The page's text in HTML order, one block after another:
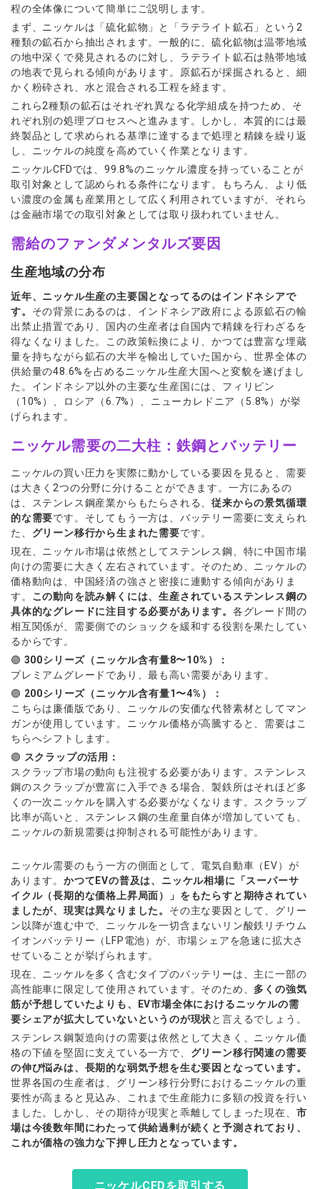
程の全体像について簡単にご説明します。
まず、ニッケルは「硫化鉱物」と「ラテライト鉱石」という2
種類の鉱石から抽出されます。一般的に、硫化鉱物は温帯地域
の地中深くで発見されるのに対し、ラテライト鉱石は熱帯地域
の地表で見られる傾向があります。原鉱石が採掘されると、細
かく粉砕され、水と混合される工程を経ます。
これら2種類の鉱石はそれぞれ異なる化学組成を持つため、そ
れぞれ別の処理プロセスへと進みます。しかし、本質的には最
終製品として求められる基準に達するまで処理と精錬を繰り返
し、ニッケルの純度を高めていく作業となります。
ニッケルCFDでは、99.8%のニッケル濃度を持っていることが
取引対象として認められる条件になります。もちろん、より低
い濃度の金属も産業用として広く利用されていますが、それら
は金融市場での取引対象としては取り扱われていません。
需給のファンダメンタルズ要因
生産地域の分布
近年、ニッケル生産の主要国となってるのはインドネシアで
す。 その背景にあるのは、インドネシア政府による原鉱石の輸
出禁止措置であり、国内の生産者は自国内で精錬を行わざるを
得なくなりました。この政策転換により、かつては豊富な埋蔵
量を持ちながら鉱石の大半を輸出していた国から、世界全体の
供給量の48.6%を占めるニッケル生産大国へと変貌を遂げまし
た。インドネシア以外の主要な生産国には、フィリピン
（10%）、ロシア（6.7%）、ニューカレドニア（5.8%）が挙
げられます。
ニッケル需要の二大柱：鉄鋼とバッテリー
ニッケルの買い圧力を実際に動かしている要因を見ると、需要
は大きく2つの分野に分けることができます。一方にあるの
は、ステンレス鋼産業からもたらされる、従来からの景気循環
的な需要です。そしてもう一方は、バッテリー需要に支えられ
た、 グリーン移行から生まれた需要です。
現在、ニッケル市場は依然としてステンレス鋼、特に中国市場
向けの需要に大きく左右されています。そのため、ニッケルの
価格動向は、中国経済の強さと密接に連動する傾向がありま
す。 この動向を読み解くには、生産されているステンレス鋼の
具体的なグレードに注目する必要があります。 各グレード間の
相互関係が、需要側でのショックを緩和する役割を果たしてい
るからです。
🟣 300シリーズ（ニッケル含有量8〜10%）：
プレミアムグレードであり、最も高い需要があります。
🟣 200シリーズ（ニッケル含有量1〜4%）：
こちらは廉価版であり、ニッケルの安価な代替素材としてマン
ガンが使用しています。ニッケル価格が高騰すると、需要はこ
ちらへシフトします。
🟣 スクラップの活用：
スクラップ市場の動向も注視する必要があります。ステンレス
鋼のスクラップが豊富に入手できる場合、製鉄所はそれほど多
くの一次ニッケルを購入する必要がなくなります。スクラップ
比率が高いと、ステンレス鋼の生産量自体が増加していても、
ニッケルの新規需要は抑制される可能性があります。
ニッケル需要のもう一方の側面として、電気自動車（EV）が
あります。 かつてEVの普及は、ニッケル相場に「スーパーサ
イクル（長期的な価格上昇局面）」をもたらすと期待されてい
ましたが、現実は異なりました。 その主な要因として、グリー
ン以降が進む中で、ニッケルを一切含まないリン酸鉄リチウム
イオンバッテリー（LFP電池）が、市場シェアを急速に拡大さ
せていることが挙げられます。
現在、ニッケルを多く含むタイプのバッテリーは、主に一部の
高性能車に限定して使用されています。そのため、 多くの強気
筋が予想していたよりも、EV市場全体におけるニッケルの需
要シェアが拡大していないというのが現状と言えるでしょう。
ステンレス鋼製造向けの需要は依然として大きく、ニッケル価
格の下値を堅固に支えている一方で、 グリーン移行関連の需要
の伸び悩みは、長期的な弱気予想を生む要因となっています。
世界各国の生産者は、グリーン移行分野におけるニッケルの重
要性が高まると見込み、これまで生産能力に多額の投資を行い
ました。しかし、その期待が現実と乖離してしまった現在、 市
場は今後数年間にわたって供給過剰が続くと予測されており、
これが価格の強力な下押し圧力となっています。
ニッケルCFDを取引する